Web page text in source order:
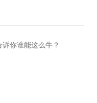
诉你谁能这么牛？